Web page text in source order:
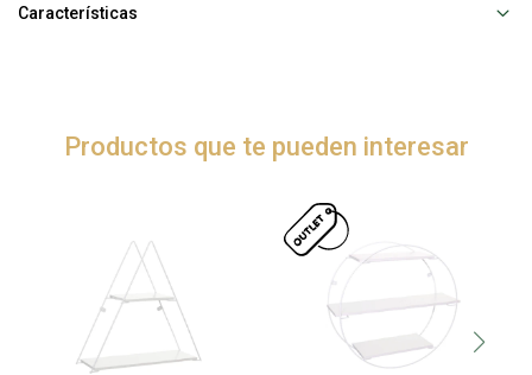
Características
Productos que te pueden interesar